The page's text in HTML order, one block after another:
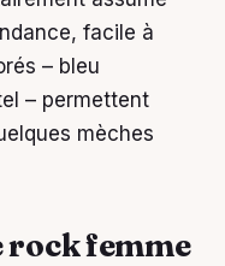
facile à
– bleu
– permettent
mèches
rock femme